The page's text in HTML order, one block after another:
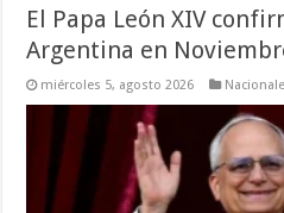
El Papa León XIV
Argentina en
miércoles 5, agosto 2026